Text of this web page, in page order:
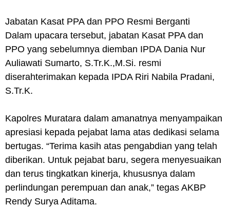
Jabatan Kasat PPA dan PPO Resmi Berganti
Dalam upacara tersebut, jabatan Kasat PPA dan
PPO yang sebelumnya diemban IPDA Dania Nur
Auliawati Sumarto, S.Tr.K.,M.Si. resmi
diserahterimakan kepada IPDA Riri Nabila Pradani,
S.Tr.K.
Kapolres Muratara dalam amanatnya menyampaikan
apresiasi kepada pejabat lama atas dedikasi selama
bertugas. “Terima kasih atas pengabdian yang telah
diberikan. Untuk pejabat baru, segera menyesuaikan
dan terus tingkatkan kinerja, khususnya dalam
perlindungan perempuan dan anak,” tegas AKBP
Rendy Surya Aditama.